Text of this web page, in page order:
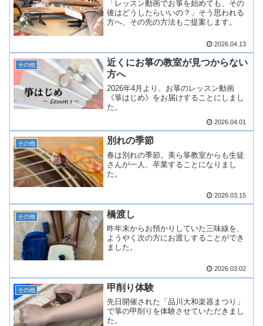
「レッスン動画でお箏を始めても、その
後はどうしたらいいの？」そう思われる
方へ、その先の方法もご提案します。
2026.04.13
その他
近くにお箏の教室が見つからない
方へ
2026年4月より、お箏のレッスン動画
《箏はじめ》をお届けすることにしまし
た。
2026.04.01
その他 別れの季節
春は別れの季節。美ら箏教室からも生徒
さんが一人、卒業することになりまし
た。
2026.03.15
その他 橋渡し
昨年末からお預かりしていた三味線を、
ようやく次の方にお渡しすることができ
ました。
2026.03.02
その他 甲削り体験
先日開催された「品川大和楽器まつり」
で箏の甲削りを体験させていただきまし
た。